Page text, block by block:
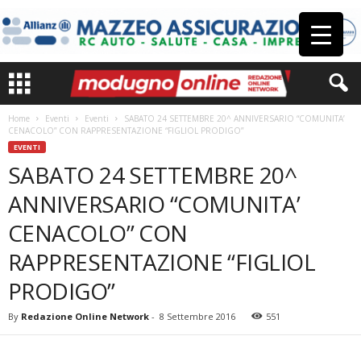
Home Eventi Eventi
SABATO 24 SETTEMBRE 20^ ANNIVERSARIO “COMUNITA’
CENACOLO” CON RAPPRESENTAZIONE “FIGLIOL PRODIGO”
EVENTI
SABATO 24 SETTEMBRE 20^
ANNIVERSARIO “COMUNITA’
CENACOLO” CON
RAPPRESENTAZIONE “FIGLIOL
PRODIGO”
By Redazione Online Network - 8 Settembre 2016 551